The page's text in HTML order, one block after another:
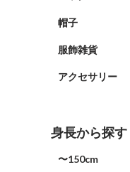
帽子
服飾雑貨
アクセサリー
身長から探す
〜150cm